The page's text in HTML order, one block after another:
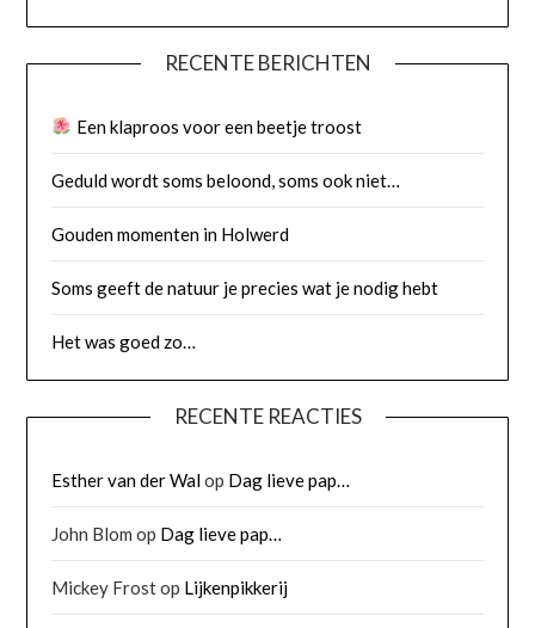
RECENTE BERICHTEN
Een klaproos voor een beetje troost
Geduld wordt soms beloond, soms ook niet…
Gouden momenten in Holwerd
Soms geeft de natuur je precies wat je nodig hebt
Het was goed zo…
RECENTE REACTIES
Esther van der Walop Dag lieve pap…
John Blom op Dag lieve pap…
Mickey Frostop Lijkenpikkerij